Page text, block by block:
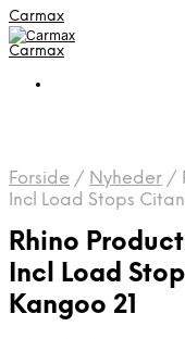
Carmax
Carmax
Forside / Nyheder /
Incl Load Stops
Rhino
Incl Load
Kangoo 21